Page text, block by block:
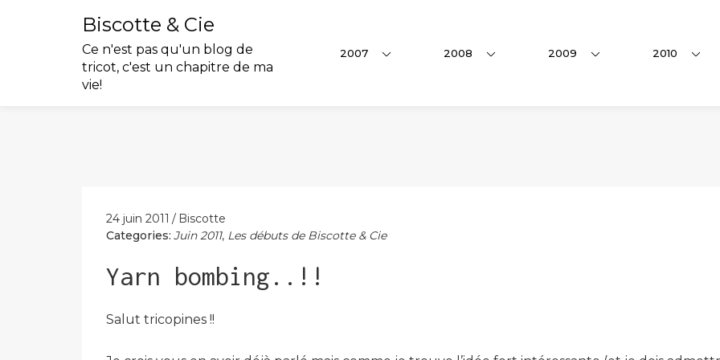
Biscotte & Cie
Ce n'est pas qu'un blog de
tricot, c'est un chapitre de ma
vie!
2007 2008 2009 2010
24 juin 2011
Biscotte
Categories: Juin 2011, Les débuts de Biscotte & Cie
Yarn bombing..!!
Salut tricopines !!